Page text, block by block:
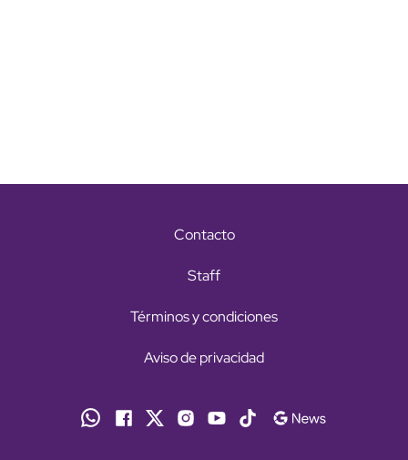
Contacto
Staff
Términos y condiciones
Aviso de privacidad